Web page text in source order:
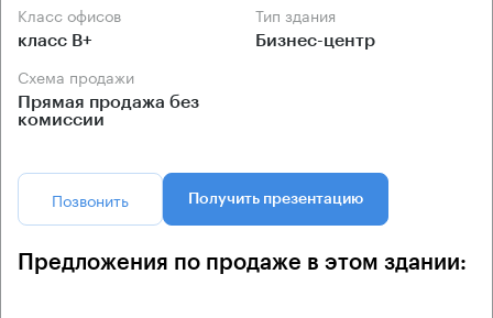
Класс офисов
класс B+
Тип здания
Бизнес-центр
Схема продажи
Прямая продажа без
комиссии
Позвонить Получить презентацию
Предложения по продаже в этом здании: